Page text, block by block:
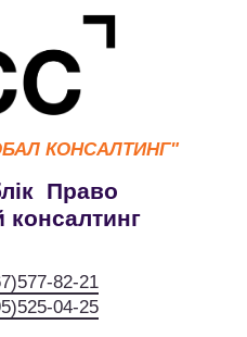
КОНСАЛТИНГ"
Право
консалтинг
82-21
04-25